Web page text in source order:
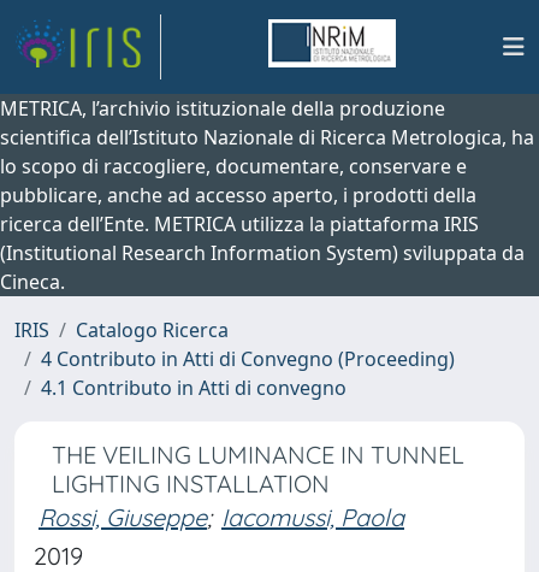
METRICA, l’archivio istituzionale della produzione
scientifica dell’Istituto Nazionale di Ricerca Metrologica, ha
lo scopo di raccogliere, documentare, conservare e
pubblicare, anche ad accesso aperto, i prodotti della
ricerca dell’Ente. METRICA utilizza la piattaforma IRIS
(Institutional Research Information System) sviluppata da
Cineca.
IRIS
Catalogo Ricerca
4 Contributo in Atti di Convegno (Proceeding)
4.1 Contributo in Atti di convegno
THE VEILING LUMINANCE IN TUNNEL
LIGHTING INSTALLATION
Rossi, Giuseppe; Iacomussi, Paola
2019